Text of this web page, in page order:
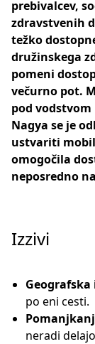
prebivalcev,
zdravstvenih
težko
družinskega
pomeni
večurno pot.
pod
Nagya se je
ustvariti
omogočila
neposredno
Izzivi
po eni cesti.
neradi